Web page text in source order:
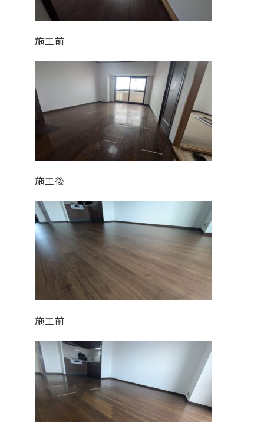
施工前
施工後
施工前